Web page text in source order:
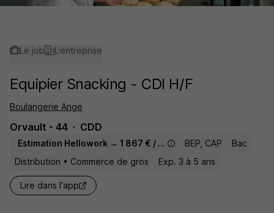
Le job L'entreprise
Equipier Snacking - CDI H/F
Boulangerie Ange
Orvault - 44 CDD
Estimation Hellowork → 1 867 € / mois BEP, CAP
Bac
Distribution • Commerce de gros
Exp. 3 à 5 ans
Lire dans l'app